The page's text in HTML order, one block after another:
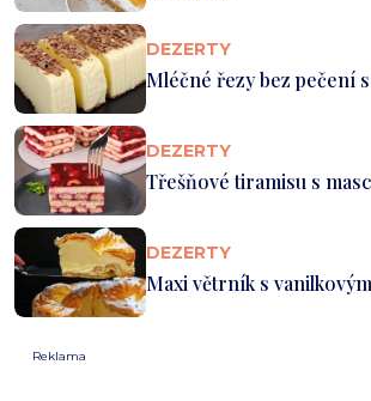
DEZERTY
Mléčné řezy bez pečení
DEZERTY
Třešňové tiramisu s
DEZERTY
Maxi větrník s
Reklama